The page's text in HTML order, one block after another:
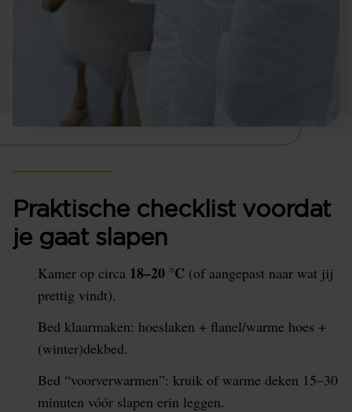
Praktische checklist voordat
je gaat slapen
Kamer op circa 18–20 °C (of aangepast naar wat jij
prettig vindt).
Bed klaarmaken: hoeslaken + flanel/warme hoes +
(winter)dekbed.
Bed “voorverwarmen”: kruik of warme deken 15–30
minuten vóór slapen erin leggen.